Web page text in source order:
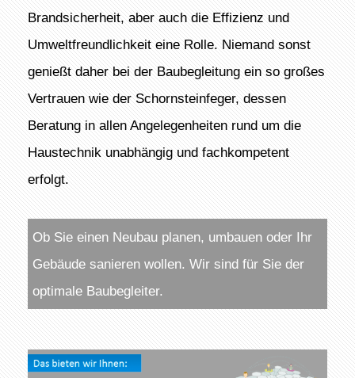
Brandsicherheit, aber auch die Effizienz und
Umweltfreundlichkeit eine Rolle. Niemand sonst
genießt daher bei der Baubegleitung ein so großes
Vertrauen wie der Schornsteinfeger, dessen
Beratung in allen Angelegenheiten rund um die
Haustechnik unabhängig und fachkompetent
erfolgt.
Ob Sie einen Neubau planen, umbauen oder Ihr
Gebäude sanieren wollen. Wir sind für Sie der
optimale Baubegleiter.